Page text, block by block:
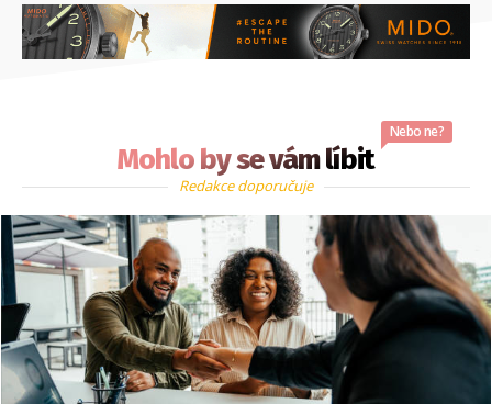
Mohlo by se vám líbit
Nebo ne?
Redakce doporučuje